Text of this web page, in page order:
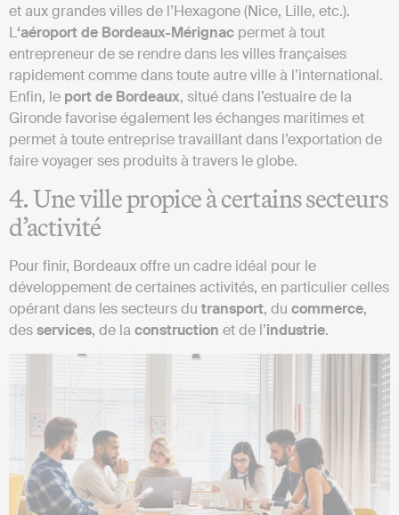
et aux grandes villes de l’Hexagone (Nice, Lille, etc.).
L‘aéroport de Bordeaux-Mérignac permet à tout
entrepreneur de se rendre dans les villes françaises
rapidement comme dans toute autre ville à l’international.
Enfin, le port de Bordeaux, situé dans l’estuaire de la
Gironde favorise également les échanges maritimes et
permet à toute entreprise travaillant dans l’exportation de
faire voyager ses produits à travers le globe.
4. Une ville propice à certains secteurs
d’activité
Pour finir, Bordeaux offre un cadre idéal pour le
développement de certaines activités, en particulier celles
opérant dans les secteurs du transport, du commerce,
desservices, de la construction et de l’industrie.